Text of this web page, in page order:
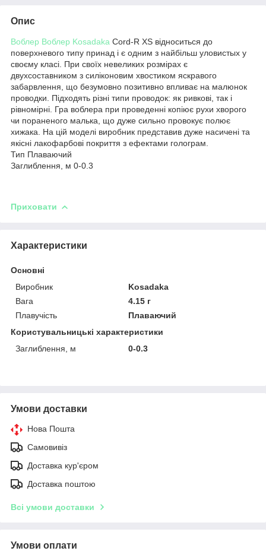
Опис
Воблер Воблер Kosadaka Cord-R XS відноситься до
поверхневого типу принад і є одним з найбільш уловистых у
своєму класі. При своїх невеликих розмірах є
двухсоставником з силіконовим хвостиком яскравого
забарвлення, що безумовно позитивно впливає на малюнок
проводки. Підходять різні типи проводок: як ривкові, так і
рівномірні. Гра воблера при проведенні копіює рухи хворого
чи пораненого малька, що дуже сильно провокує полює
хижака. На цій моделі виробник представив дуже насичені та
якісні лакофарбові покриття з ефектами голограм.
Тип Плаваючий
Заглиблення, м 0-0.3
Приховати
Характеристики
Основні
Виробник
Kosadaka
Вага
4.15 г
Плавучість
Плаваючий
Користувальницькі характеристики
Заглиблення, м
0-0.3
Умови доставки
Нова Пошта
Самовивіз
Доставка кур'єром
Доставка поштою
Всі умови доставки
Умови оплати